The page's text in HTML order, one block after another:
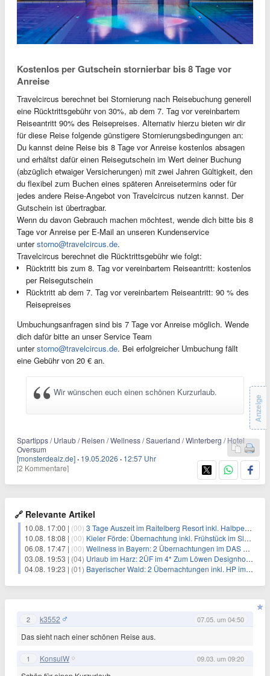
Kostenlos per Gutschein stornierbar bis 8 Tage vor
Anreise
Travelcircus berechnet bei Stornierung nach Reisebuchung generell
eine Rücktrittsgebühr von 30%, ab dem 7. Tag vor vereinbartem
Reiseantritt 90% des Reisepreises. Alternativ hierzu bieten wir dir
für diese Reise folgende günstigere Stornierungsbedingungen an:
Du kannst deine Reise bis 8 Tage vor Anreise kostenlos absagen
und erhältst dafür einen Reisegutschein im Wert deiner Buchung
(abzüglich etwaiger Versicherungen) mit zwei Jahren Gültigkeit, den
du flexibel zum Buchen eines späteren Anreisetermins oder für
jedes andere Reise-Angebot von Travelcircus nutzen kannst. Der
Gutschein ist übertragbar.
Wenn du davon Gebrauch machen möchtest, wende dich bitte bis 8
Tage vor Anreise per E-Mail an unseren Kundenservice
unterstorno@travelcircus.de.
Travelcircus berechnet die Rücktrittsgebühr wie folgt:
Rücktritt bis zum 8. Tag vor vereinbartem Reiseantritt: kostenlos
per Reisegutschein
Rücktritt ab dem 7. Tag vor vereinbartem Reiseantritt: 90 % des
Reisepreises
Umbuchungsanfragen sind bis 7 Tage vor Anreise möglich. Wende
dich dafür bitte an unser Service Team
unterstorno@travelcircus.de. Bei erfolgreicher Umbuchung fällt
eine Gebühr von 20 € an.
Wir wünschen euch einen schönen Kurzurlaub.
Spartipps / Urlaub / Reisen / Wellness / Sauerland / Winterberg / Hotel
Oversum
[monsterdealz.de] · 19.05.2026 · 12:57 Uhr
[2 Kommentare]
Anzeige
🔗 Relevante Artikel
10.08. 17:00 | (00) 3 Tage Auszeit im Raitelberg Resort inkl. Halbpension ab 159€ pro Person
10.08. 18:08 | (00) Kieler Förde: Übernachtung inkl. Frühstück im SlowDown Bottsand inkl. Wellness ab 49,50€ p.P.
06.08. 17:47 | (00) Wellness in Bayern: 2 Übernachtungen im DAS LUDWIG Sports Resort inkl. HP + Wellness ab 174€ p.P.
03.08. 19:53 | (04) Urlaub im Harz: 2ÜF im 4* Zum Löwen Designhotel Resort & Spa inkl. 3-Gang-Dinner + Wellness + weitere Leistungen ab 129€ p.P.
04.08. 19:23 | (01) Bayerischer Wald: 2 Übernachtungen inkl. HP im 4* Hotel Sonnenhof Grafenau + Wellness ab 129€ p.P.
2 k3552 07.05. um 04:50
Das sieht nach einer schönen Reise aus.
1 KonsulW 09.03. um 09:20